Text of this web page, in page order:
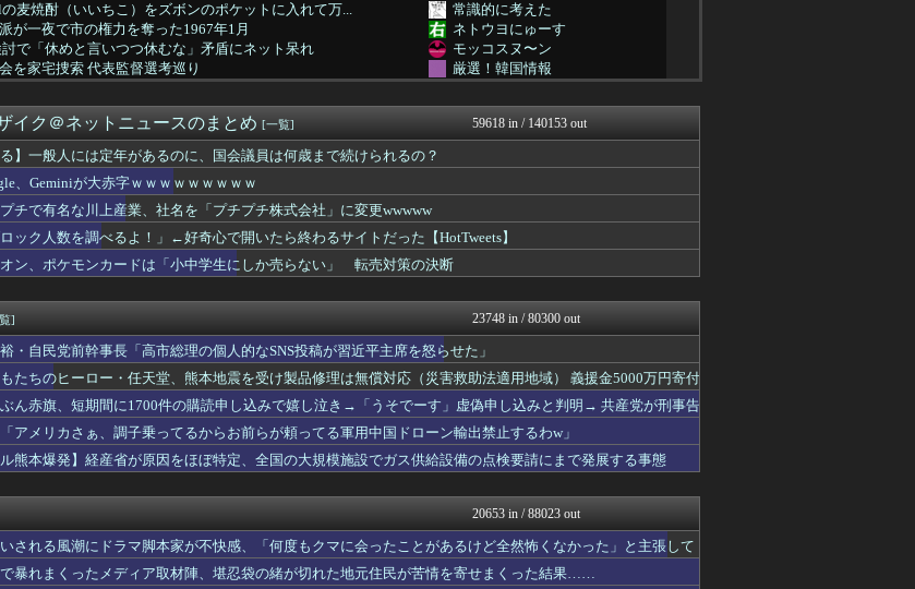
の麦焼酎（いいちこ）をズボンのポケットに入れて万...
常識的に考えた
一夜で市の権力を奪った1967年1月
ネトウヨにゅーす
討で「休めと言いつつ休むな」矛盾にネット呆れ
モッコスヌ〜ン
を家宅捜索 代表監督選考巡り
厳選！韓国情報
関して「同情を得ようと核被害者の立場を政治利用」[8...
国難にあってもの申す！！
中に「大幅値上げ」か API料金ページに追記
かせまと！
な党名は「いのちの党」 略称は「いのち」
まとめたニュース
赤字ｗｗｗｗｗｗｗｗｗ
クドア 外部から完全制御できる機能が仕込まれていた
ル158円台
かせまと！
ゃん、異色のコンビで「まんが日本昔ばなし」を舞台化し...
NEWSまとめもりー｜2c...
ドラマ脚本家が不快感、「何度もクマに会ったことがある...
U-1 NEWS.
の原爆の日にトンデモ持論を展開し物議… → ネット...
政経ワロスまとめニュース♪
戦艦トランプ」、一隻作るのに4兆円かかる模様wwww...
大艦巨砲主義！
、誰だか分からないくらい激変してしまう・・・
オレ的ゲーム速報＠刃
民と連帯して戦おー！悪政高市を打倒するぞー！」
痛いニュース(ﾉ∀`)
ないと射殺される恐ろしい国になる…
黒マッチョニュース
上産業、社名を「プチプチ株式会社」に変更wwwww
アルファルファモザイク＠ネ...
騙し取られた…」ワイ「はえーかわいそう…会社滅茶苦...
投資ちゃんねる
並み2割強 白書はインフレ防衛の格差注視
常識的に考えた
家さん」が約2881億円の債務超過 分配金の支払い停...
みそパンNEWS
今後も値下がり傾向 [8/6]
国難にあってもの申す！！
場、人手不足深刻化の医療・製造現場などでの活用想定！
軍事・ミリタリー速報☆彡
ポン）で投げ売りｗｗｗｗｗｗｗｗｗｗｗ
かせまと！
べるよ！」←好奇心で開いたら終わるサイトだった【Ho...
アルファルファモザイク＠ネ...
入した自衛官、地裁で動機明かす「中国の強硬な外交方針...
にゅーすアルー！
イク＠ネットニュースのまとめ [一覧] 59618 in / 140153 out
る】一般人には定年があるのに、国会議員は何歳まで続けられるの？
、Geminiが大赤字ｗｗｗｗｗｗｗｗｗ
プチで有名な川上産業、社名を「プチプチ株式会社」に変更wwwww
ロック人数を調べるよ！」←好奇心で開いたら終わるサイトだった【HotTweets】
オン、ポケモンカードは「小中学生にしか売らない」 転売対策の決断
] 23748 in / 80300 out
裕・自民党前幹事長「高市総理の個人的なSNS投稿が習近平主席を怒らせた」
もたちのヒーロー・任天堂、熊本地震を受け製品修理は無償対応（災害救助法適用地域） 義援金5000万円寄付
ぶん赤旗、短期間に1700件の購読申し込みで嬉し泣き→「うそでーす」虚偽申し込みと判明→ 共産党が刑事告
を求める」
「アメリカさぁ、調子乗ってるからお前らが頼ってる軍用中国ドローン輸出禁止するわw」
ル熊本爆発】経産省が原因をほぼ特定、全国の大規模施設でガス供給設備の点検要請にまで発展する事態
20653 in / 88023 out
される風潮にドラマ脚本家が不快感、「何度もクマに会ったことがあるけど全然怖くなかった」と主張して
暴れまくったメディア取材陣、堪忍袋の緒が切れた地元住民が苦情を寄せまくった結果……